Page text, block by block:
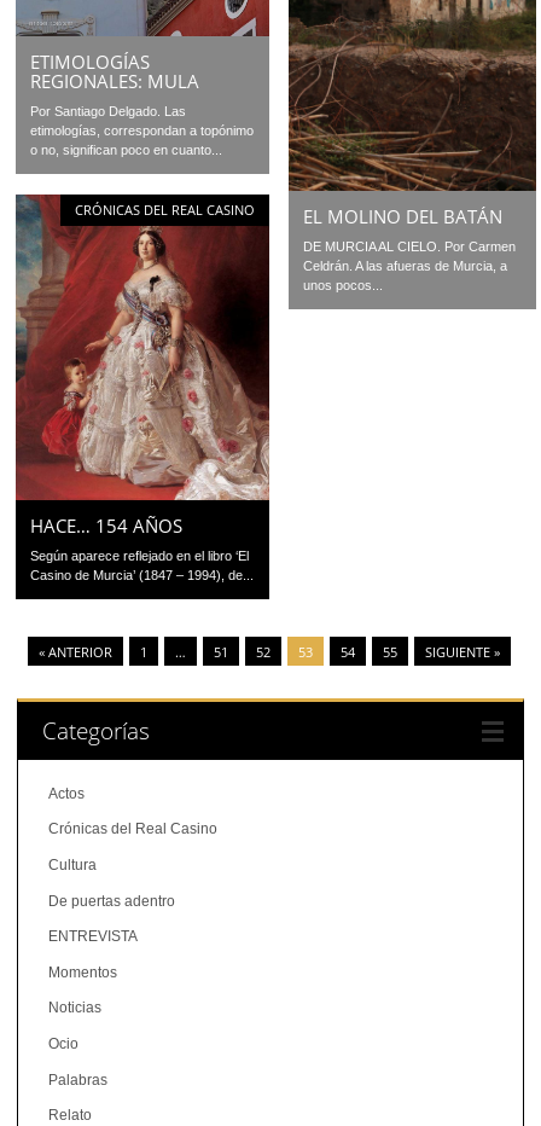
EL MOLINO DEL BATÁN
DE MURCIA AL CIELO. Por Carmen
Celdrán. A las afueras de Murcia, a
unos pocos...
ETIMOLOGÍAS
REGIONALES: MULA
Por Santiago Delgado. Las
etimologías, correspondan a topónimo
o no, significan poco en cuanto...
CRÓNICAS DEL REAL CASINO
HACE… 154 AÑOS
Según aparece reflejado en el libro ‘El
Casino de Murcia’ (1847 – 1994), de...
« ANTERIOR 1 … 51 52 53 54 55 SIGUIENTE »
Categorías
Actos
Crónicas del Real Casino
Cultura
De puertas adentro
ENTREVISTA
Momentos
Noticias
Ocio
Palabras
Relato